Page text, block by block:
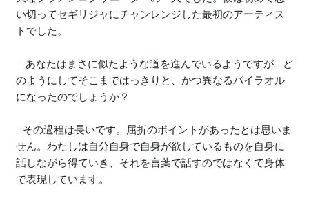
い切ってセギリジャにチャンレンジした最初のアーティス
トでした。
- あなたはまさに似たような道を進んでいるようですが... ど
のようにしてそこまではっきりと、かつ異なるバイラオル
になったのでしょうか？
- その過程は長いです。屈折のポイントがあったとは思いま
せん。わたしは自分自身で自身が欲しているものを自身に
話しながら得ていき、それを言葉で話すのではなくて身体
で表現しています。